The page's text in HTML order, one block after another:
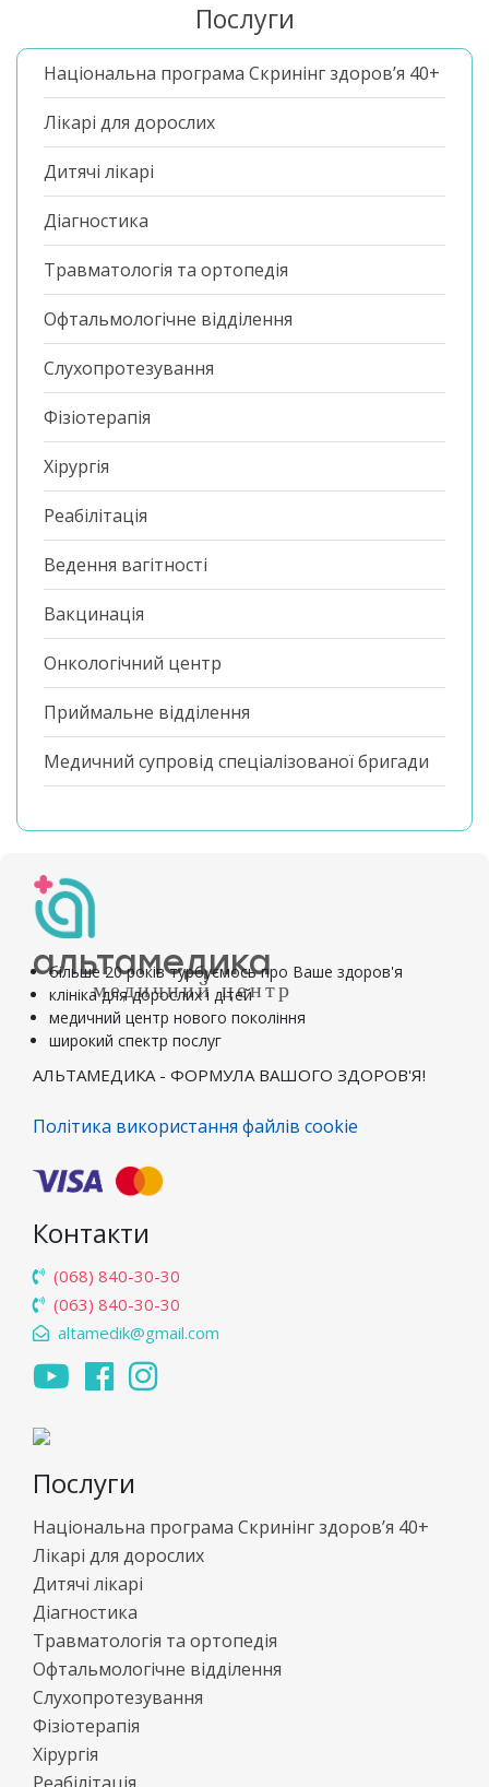
Послуги
Національна програма Скринінг здоров’я 40+
Лікарі для дорослих
Дитячі лікарі
Діагностика
Травматологія та ортопедія
Офтальмологічне відділення
Слухопротезування
Фізіотерапія
Хірургія
Реабілітація
Ведення вагітності
Вакцинація
Онкологічний центр
Приймальне відділення
Медичний супровід спеціалізованої бригади
альтамедика
медичний центр
більше 20 років турбуємось про Ваше здоров'я
клініка для дорослих і дітей
медичний центр нового покоління
широкий спектр послуг
АЛЬТАМЕДИКА - ФОРМУЛА ВАШОГО ЗДОРОВ'Я!
Політика використання файлів cookie
Контакти
(068) 840-30-30
(063) 840-30-30
altamedik@gmail.com
Послуги
Національна програма Скринінг здоров’я 40+
Лікарі для дорослих
Дитячі лікарі
Діагностика
Травматологія та ортопедія
Офтальмологічне відділення
Слухопротезування
Фізіотерапія
Хірургія